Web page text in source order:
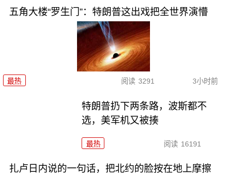
五角大楼“罗生门”：特朗普这出戏把全世界演懵
最热 阅读 3291 3小时前
特朗普扔下两条路，波斯都不
选，美军机又被揍
最热 阅读 16191
扎卢日内说的一句话，把北约的脸按在地上摩擦